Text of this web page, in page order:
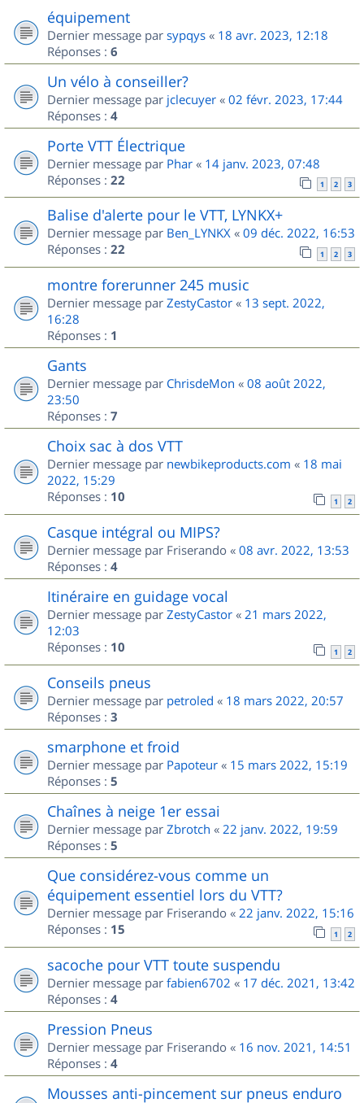
équipement
Dernier message par sypqys « 18 avr. 2023, 12:18
Réponses : 6
Un vélo à conseiller?
Dernier message par jclecuyer « 02 févr. 2023, 17:44
Réponses : 4
Porte VTT Électrique
Dernier message par Phar « 14 janv. 2023, 07:48
Réponses : 22 1 2 3
Balise d'alerte pour le VTT, LYNKX+
Dernier message par Ben_LYNKX « 09 déc. 2022, 16:53
Réponses : 22 1 2 3
montre forerunner 245 music
Dernier message par ZestyCastor « 13 sept. 2022,
16:28
Réponses : 1
Gants
Dernier message par ChrisdeMon « 08 août 2022,
23:50
Réponses : 7
Choix sac à dos VTT
Dernier message par newbikeproducts.com « 18 mai
2022, 15:29
Réponses : 10 1 2
Casque intégral ou MIPS?
Dernier message par Friserando « 08 avr. 2022, 13:53
Réponses : 4
Itinéraire en guidage vocal
Dernier message par ZestyCastor « 21 mars 2022,
12:03
Réponses : 10 1 2
Conseils pneus
Dernier message par petroled « 18 mars 2022, 20:57
Réponses : 3
smarphone et froid
Dernier message par Papoteur « 15 mars 2022, 15:19
Réponses : 5
Chaînes à neige 1er essai
Dernier message par Zbrotch « 22 janv. 2022, 19:59
Réponses : 5
Que considérez-vous comme un
équipement essentiel lors du VTT?
Dernier message par Friserando « 22 janv. 2022, 15:16
Réponses : 15 1 2
sacoche pour VTT toute suspendu
Dernier message par fabien6702 « 17 déc. 2021, 13:42
Réponses : 4
Pression Pneus
Dernier message par Friserando « 16 nov. 2021, 14:51
Réponses : 4
Mousses anti-pincement sur pneus enduro